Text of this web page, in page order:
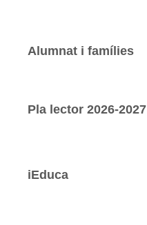
Alumnat i famílies
Pla lector 2026-2027
iEduca